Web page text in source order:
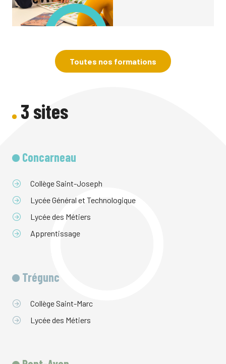
Toutes nos formations
3 sites
Concarneau
Collège Saint-Joseph
Lycée Général et Technologique
Lycée des Métiers
Apprentissage
Trégunc
Collège Saint-Marc
Lycée des Métiers